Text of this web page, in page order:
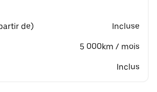
de) Incluse
5 000km / mois
Inclus